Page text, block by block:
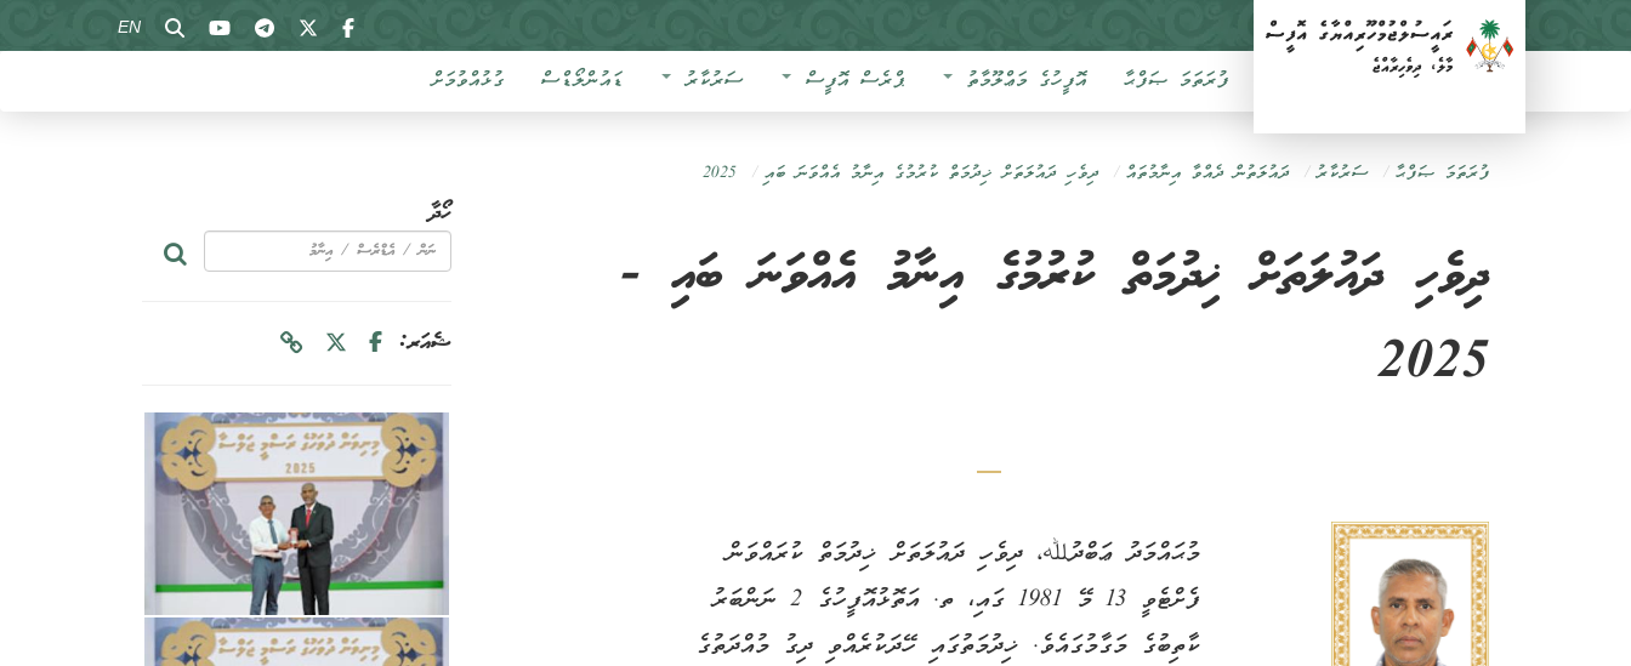
EN
ފުރަތަމަ ޞަފްޙާ އޮފީހުގެ މަޢްލޫމާތު ޕްރެސް އޮފީސް ސަރުކާރު ޑައުންލޯޑްސް ގުޅުއްވުމަށް
ފުރަތަމަ ޞަފްޙާ ސަރުކާރު ދައުލަތުން ދެއްވާ އިނާމުތައް ދިވެހި ދައުލަތަށް ޚިދުމަތް ކުރުމުގެ އިނާމު އެއްވަނަ ބައި 2025
ދިވެހި ދައުލަތަށް ޚިދުމަތް ކުރުމުގެ އިނާމު އެއްވަނަ ބައި -
2025
މުޙައްމަދު ޢަބްދުﷲ، ދިވެހި ދައުލަތަށް ޚިދުމަތް ކުރައްވަން
ފެށްޓެވީ 13 މޭ 1981 ގައި، ތ. އަތޮޅުއޮފީހުގެ 2 ނަންބަރު
ކާތިބުގެ މަގާމުގައެވެ. ޚިދުމަތުގައި ހޭދަކުރެއްވި ދިގު މުއްދަތުގެ
ހޯދާ
ޝެއަރ: